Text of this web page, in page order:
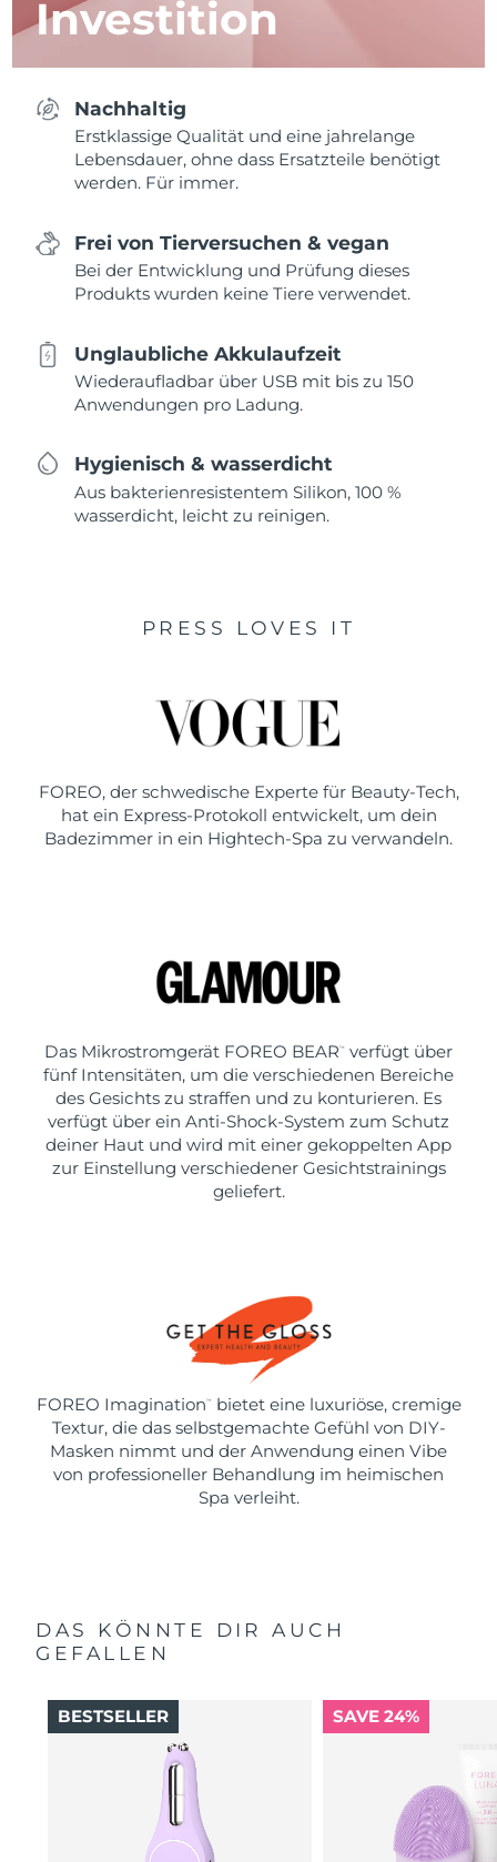
Investition
Nachhaltig
Erstklassige Qualität und eine jahrelange
Lebensdauer, ohne dass Ersatzteile benötigt
werden. Für immer.
Frei von Tierversuchen & vegan
Bei der Entwicklung und Prüfung dieses
Produkts wurden keine Tiere verwendet.
Unglaubliche Akkulaufzeit
Wiederaufladbar über USB mit bis zu 150
Anwendungen pro Ladung.
Hygienisch & wasserdicht
Aus bakterienresistentem Silikon, 100 %
wasserdicht, leicht zu reinigen.
PRESS LOVES IT
FOREO, der schwedische Experte für Beauty-Tech,
hat ein Express-Protokoll entwickelt, um dein
Badezimmer in ein Hightech-Spa zu verwandeln.
Das Mikrostromgerät FOREO BEAR ™
verfügt über
fünf Intensitäten, um die verschiedenen Bereiche
des Gesichts zu straffen und zu konturieren. Es
verfügt über ein Anti-Shock-System zum Schutz
deiner Haut und wird mit einer gekoppelten App
zur Einstellung verschiedener Gesichtstrainings
geliefert.
FOREO Imagination ™
bietet eine luxuriöse, cremige
Textur, die das selbstgemachte Gefühl von DIY-
Masken nimmt und der Anwendung einen Vibe
von professioneller Behandlung im heimischen
Spa verleiht.
DAS KÖNNTE DIR AUCH
GEFALLEN
BESTSELLER SAVE 24%